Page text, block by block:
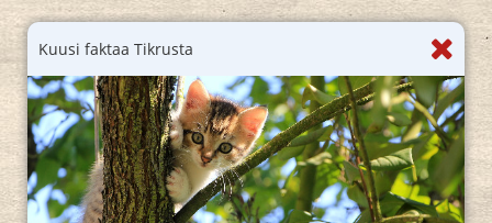
Kuusi faktaa Tikrusta